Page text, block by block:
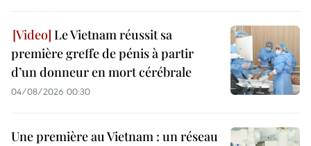
Le Vietnam réussit sa
première greffe de pénis à partir
d’un donneur en mort cérébrale
04/08/2026 00:30
Une première au Vietnam : un réseau